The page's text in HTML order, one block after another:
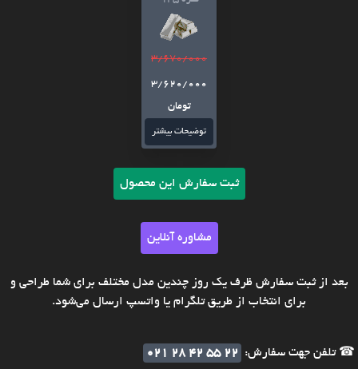
3/670/000
3/620/000
تومان
توضیحات بیشتر
ثبت سفارش این محصول
مشاوره آنلاین
بعد از ثبت سفارش ظرف یک روز چندین مدل مختلف برای شما طراحی و
برای انتخاب از طریق تلگرام یا واتسپ ارسال می‌شود.
☎ تلفن جهت سفارش:
021 28 42 55 22